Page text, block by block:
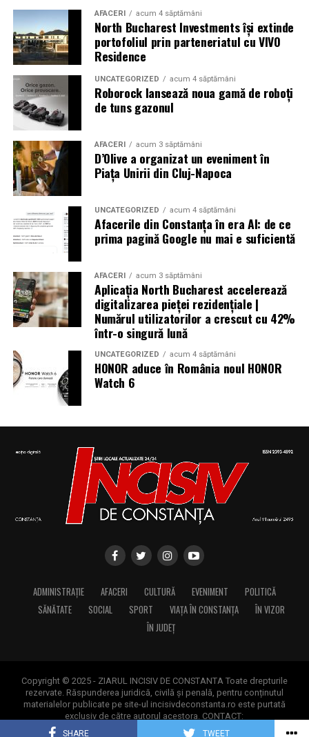
SHARE TWEET
AFACERI acum 4 săptămâni
North Bucharest Investments își extinde
portofoliul prin parteneriatul cu VIVO
Residence
UNCATEGORIZED acum 4 săptămâni
Roborock lansează noua gamă de roboți
de tuns gazonul
AFACERI acum 3 săptămâni
D’Olive a organizat un eveniment în
Piața Unirii din Cluj-Napoca
UNCATEGORIZED acum 4 săptămâni
Afacerile din Constanța în era AI: de ce
prima pagină Google nu mai e suficientă
AFACERI acum 3 săptămâni
Aplicația North Bucharest accelerează
digitalizarea pieței rezidențiale |
Numărul utilizatorilor a crescut cu 42%
într-o singură lună
UNCATEGORIZED acum 4 săptămâni
HONOR aduce în România noul HONOR
Watch 6
ADMINISTRAȚIE AFACERI CULTURĂ EVENIMENT
POLITICĂ
SĂNĂTATE
SOCIAL SPORT VIAȚA ÎN CONSTANȚA
ÎN VIZOR
ÎN JUDEȚ
Copyright © 2025 - ZIARUL INCISIV DE CONSTANTA Toate drepturile
rezervate. Răspunderea juridică, civilă și penală, pentru conținutul
materialelor publicate pe site-ul incisivdeconstanta.ro este purtată
exclusiv de către autorul acestora. CONTACT:
contact@incisivdeconstanta.ro